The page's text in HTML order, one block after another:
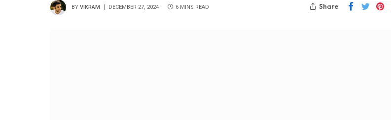
BY VIKRAM DECEMBER 27, 2024 6 MINS READ Share